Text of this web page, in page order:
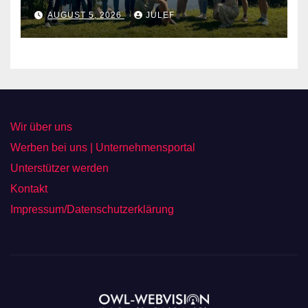
AUGUST 5, 2026 JULEF
Wir über uns
Werben bei uns | Unternehmensportal
Unterstützer werden
Kontakt
Impressum/Datenschutzerklärung